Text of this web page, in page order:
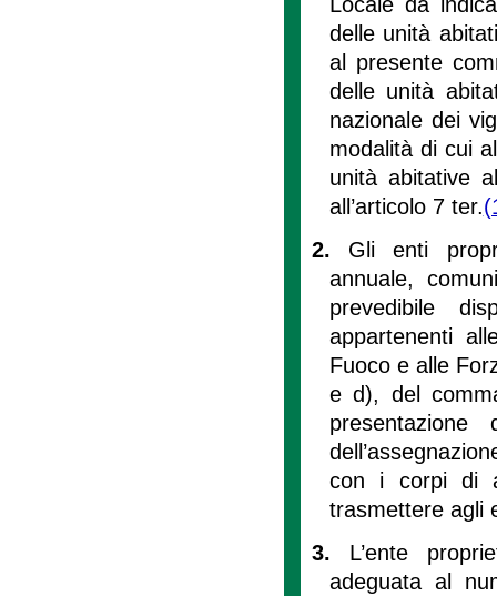
delle unità
al presente
delle unità
nazionale dei
modalità di cui
unità abitative
all’articolo 7 ter.
2. Gli enti
annuale,
prevedibile
appartenenti
Fuoco e alle
e d), del
con i corpi di
trasmettere agli
3. L’ente
adeguata al